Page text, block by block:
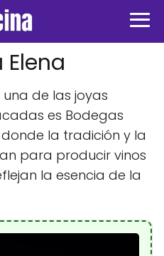
una de las joyas
es Bodegas
donde la tradición y la
para producir vinos
la esencia de la